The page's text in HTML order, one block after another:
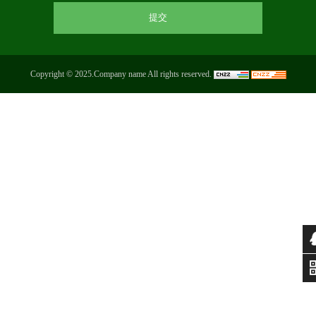
Copyright © 2025.Company name All rights reserved.